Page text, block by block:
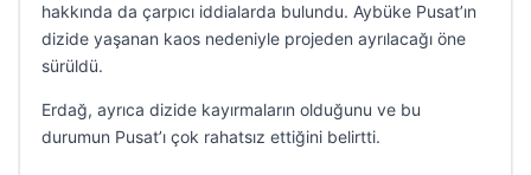
hakkında da çarpıcı iddialarda bulundu. Aybüke Pusat’ın
dizide yaşanan kaos nedeniyle projeden ayrılacağı öne
sürüldü.
Erdağ, ayrıca dizide kayırmaların olduğunu ve bu
durumun Pusat’ı çok rahatsız ettiğini belirtti.